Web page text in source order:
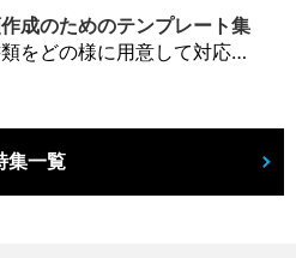
成のためのテンプレート集
建設工事に関わる安全書類をどの様に用意して対応するか？関連書式テンプレートから書き方の注意点などの役立つコラムをbizoceanがお届けします。
集一覧